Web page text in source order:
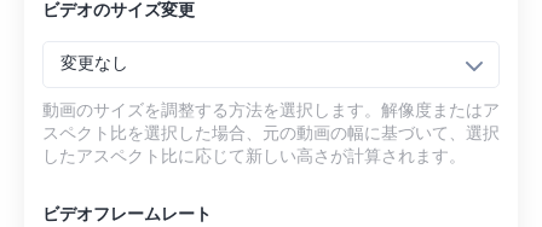
ビデオのサイズ変更
変更なし
動画のサイズを調整する方法を選択します。解像度またはア
スペクト比を選択した場合、元の動画の幅に基づいて、選択
したアスペクト比に応じて新しい高さが計算されます。
ビデオフレームレート